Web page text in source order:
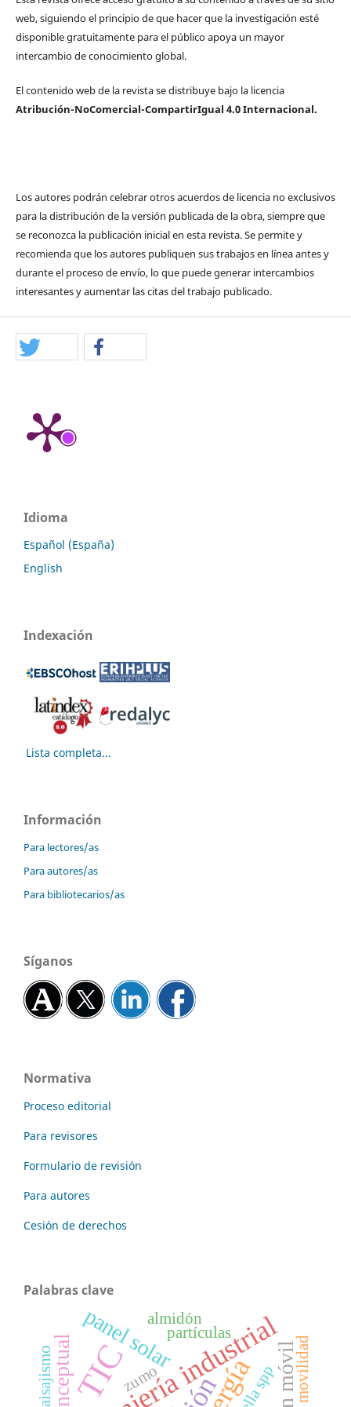
web, siguiendo el principio de que hacer que la investigación esté
disponible gratuitamente para el público apoya un mayor
intercambio de conocimiento global.
El contenido web de la revista se distribuye bajo la licencia
Atribución-NoComercial-CompartirIgual 4.0 Internacional.
Los autores podrán celebrar otros acuerdos de licencia no exclusivos
para la distribución de la versión publicada de la obra, siempre que
se reconozca la publicación inicial en esta revista. Se permite y
recomienda que los autores publiquen sus trabajos en línea antes y
durante el proceso de envío, lo que puede generar intercambios
interesantes y aumentar las citas del trabajo publicado.
Idioma
Español (España)
English
Indexación
Lista completa...
Información
Para lectores/as
Para autores/as
Para bibliotecarios/as
Síganos
Normativa
Proceso editorial
Para revisores
Formulario de revisión
Para autores
Cesión de derechos
Palabras clave
TIC
panel solarpartículas
movilidad
Paisajismo
almidón
zumo